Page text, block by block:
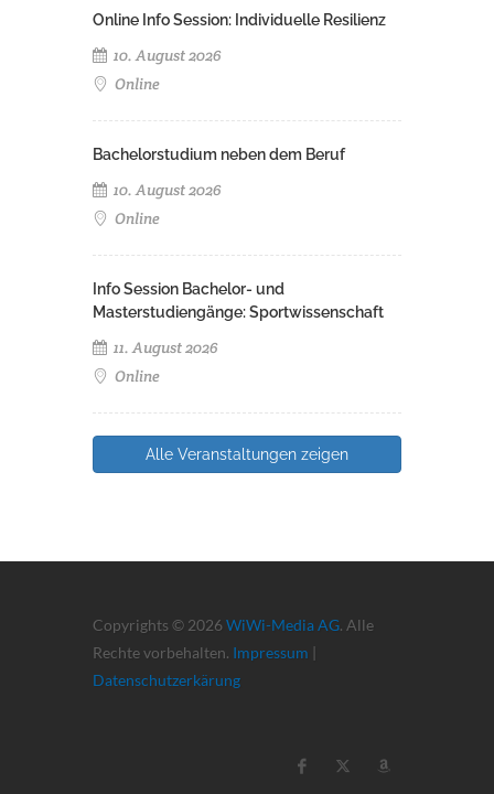
Online Info Session: Individuelle Resilienz
10. August 2026
Online
Bachelorstudium neben dem Beruf
10. August 2026
Online
Info Session Bachelor- und
Masterstudiengänge: Sportwissenschaft
11. August 2026
Online
Alle Veranstaltungen zeigen
Copyrights © 2026 WiWi-Media AG. Alle
Rechte vorbehalten. Impressum |
Datenschutzerkärung